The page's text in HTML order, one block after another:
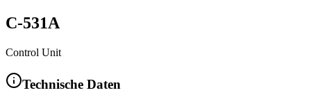
C-531A
Control Unit
Technische Daten